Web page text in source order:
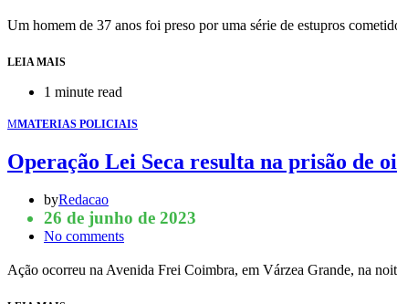
Um homem de 37 anos foi preso por uma série de estupros
LEIA MAIS
1 minute read
MMATERIAS POLICIAIS
Operação Lei Seca resulta na prisão de
byRedacao
26 de junho de 2023
No comments
Ação ocorreu na Avenida Frei Coimbra, em Várzea Grande, na